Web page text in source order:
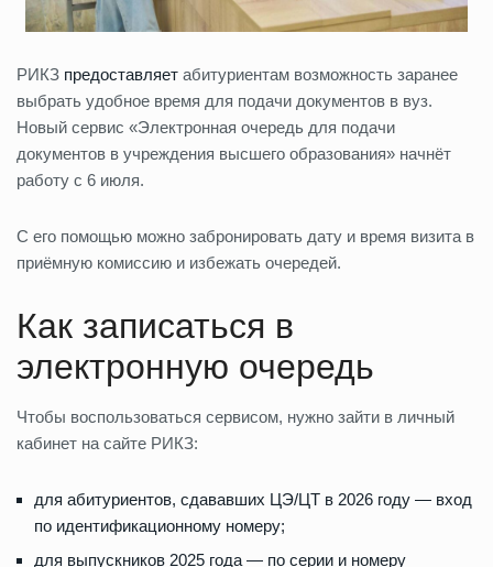
РИКЗ предоставляет абитуриентам возможность заранее
выбрать удобное время для подачи документов в вуз.
Новый сервис «Электронная очередь для подачи
документов в учреждения высшего образования» начнёт
работу с 6 июля.
С его помощью можно забронировать дату и время визита в
приёмную комиссию и избежать очередей.
Как записаться в
электронную очередь
Чтобы воспользоваться сервисом, нужно зайти в личный
кабинет на сайте РИКЗ:
для абитуриентов, сдававших ЦЭ/ЦТ в 2026 году — вход
по идентификационному номеру;
для выпускников 2025 года — по серии и номеру